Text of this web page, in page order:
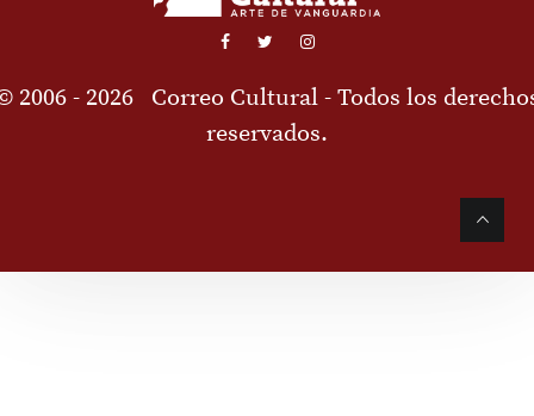
2006 - 2026 Correo Cultural - Todos los
reservados.